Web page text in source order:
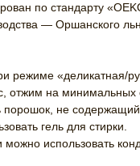
по стандарту
— Оршанского
режиме «деликатная/
отжим на минимальных
порошок, не
гель для стирки.
можно использовать